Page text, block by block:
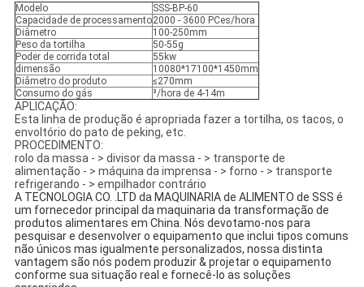
Modelo
SSS-BP-60
Capacidade de processamento2000 - 3600 PCes/hora
Diâmetro
100-250mm
Peso da tortilha
50-55g
Poder de corrida total
55kw
dimensão
10080*17100*1450mm
Diâmetro do produto
≤270mm
Consumo do gás
³/hora de 4-14m
APLICAÇÃO:
Esta linha de produção é apropriada fazer a tortilha, os tacos, o
envoltório do pato de peking, etc.
PROCEDIMENTO:
rolo da massa - > divisor da massa - > transporte de
alimentação - > máquina da imprensa - > forno - > transporte
refrigerando - > empilhador contrário
A TECNOLOGIA CO. .LTD da MAQUINARIA de ALIMENTO de SSS é
um fornecedor principal da maquinaria da transformação de
produtos alimentares em China. Nós devotamo-nos para
pesquisar e desenvolver o equipamento que inclui tipos comuns
não únicos mas igualmente personalizados, nossa distinta
vantagem são nós podem produzir & projetar o equipamento
conforme sua situação real e fornecê-lo as soluções